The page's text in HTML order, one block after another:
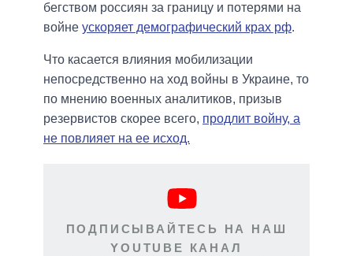
бегством россиян за границу и потерями на
войне ускоряет демографический крах рф.
Что касается влияния мобилизации
непосредственно на ход войны в Украине, то
по мнению военных аналитиков, призыв
резервистов скорее всего, продлит войну, а
не повлияет на ее исход.
ПОДПИСЫВАЙТЕСЬ НА НАШ
YOUTUBE КАНАЛ